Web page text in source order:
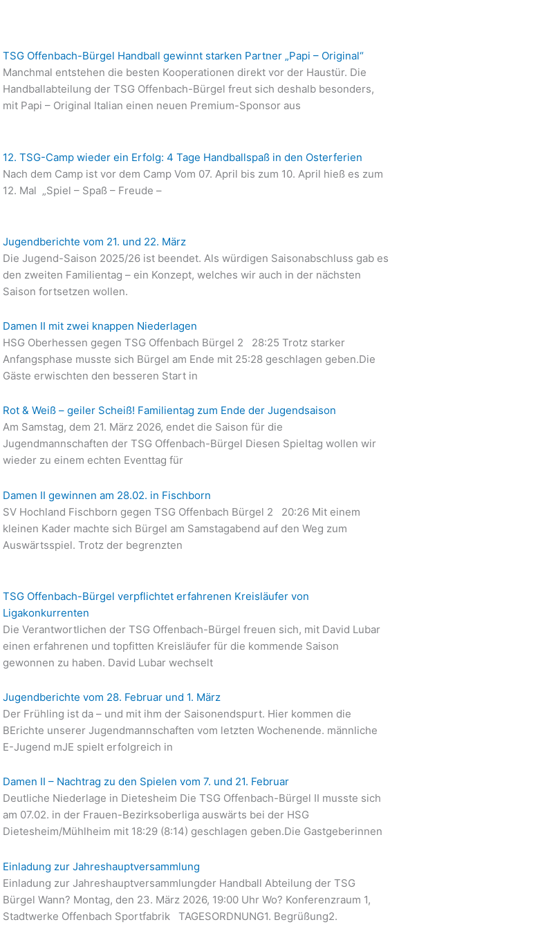
TSG Offenbach-Bürgel Handball gewinnt starken Partner „Papi – Original“
Manchmal entstehen die besten Kooperationen direkt vor der Haustür. Die
Handballabteilung der TSG Offenbach-Bürgel freut sich deshalb besonders,
mit Papi – Original Italian einen neuen Premium-Sponsor aus
12. TSG-Camp wieder ein Erfolg: 4 Tage Handballspaß in den Osterferien
Nach dem Camp ist vor dem Camp Vom 07. April bis zum 10. April hieß es zum
12. Mal „Spiel – Spaß – Freude –
Jugendberichte vom 21. und 22. März
Die Jugend-Saison 2025/26 ist beendet. Als würdigen Saisonabschluss gab es
den zweiten Familientag – ein Konzept, welches wir auch in der nächsten
Saison fortsetzen wollen.
Damen II mit zwei knappen Niederlagen
HSG Oberhessen gegen TSG Offenbach Bürgel 2 28:25 Trotz starker
Anfangsphase musste sich Bürgel am Ende mit 25:28 geschlagen geben.Die
Gäste erwischten den besseren Start in
Rot & Weiß – geiler Scheiß! Familientag zum Ende der Jugendsaison
Am Samstag, dem 21. März 2026, endet die Saison für die
Jugendmannschaften der TSG Offenbach-Bürgel Diesen Spieltag wollen wir
wieder zu einem echten Eventtag für
Damen II gewinnen am 28.02. in Fischborn
SV Hochland Fischborn gegen TSG Offenbach Bürgel 2 20:26 Mit einem
kleinen Kader machte sich Bürgel am Samstagabend auf den Weg zum
Auswärtsspiel. Trotz der begrenzten
TSG Offenbach-Bürgel verpflichtet erfahrenen Kreisläufer von
Ligakonkurrenten
Die Verantwortlichen der TSG Offenbach-Bürgel freuen sich, mit David Lubar
einen erfahrenen und topfitten Kreisläufer für die kommende Saison
gewonnen zu haben. David Lubar wechselt
Jugendberichte vom 28. Februar und 1. März
Der Frühling ist da – und mit ihm der Saisonendspurt. Hier kommen die
BErichte unserer Jugendmannschaften vom letzten Wochenende. männliche
E-Jugend mJE spielt erfolgreich in
Damen II – Nachtrag zu den Spielen vom 7. und 21. Februar
Deutliche Niederlage in Dietesheim Die TSG Offenbach-Bürgel II musste sich
am 07.02. in der Frauen-Bezirksoberliga auswärts bei der HSG
Dietesheim/Mühlheim mit 18:29 (8:14) geschlagen geben.Die Gastgeberinnen
Einladung zur Jahreshauptversammlung
Einladung zur Jahreshauptversammlungder Handball Abteilung der TSG
Bürgel Wann? Montag, den 23. März 2026, 19:00 Uhr Wo? Konferenzraum 1,
Stadtwerke Offenbach Sportfabrik TAGESORDNUNG1. Begrüßung2.